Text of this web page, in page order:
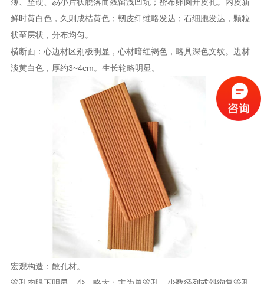
鲜时黄白色，久则成桔黄色；韧皮纤维略发达；石细胞发达，颗粒
状至层状，分布均匀。
横断面：心边材区别极明显，心材暗红褐色，略具深色文纹。边材
淡黄白色，厚约3~4cm。生长轮略明显。
宏观构造：散孔材。